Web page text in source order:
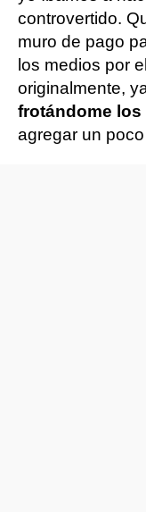
controvertido.
muro de pago
los medios por
originalmente,
frotándome los
agregar un